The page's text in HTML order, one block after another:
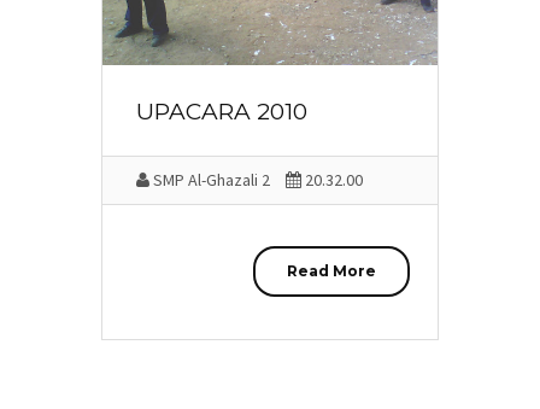
UPACARA 2010
SMP Al-Ghazali 2 20.32.00
Read More